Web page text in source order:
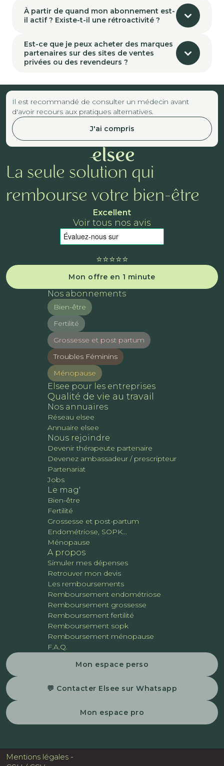
À partir de quand mon abonnement est-
il actif ? Existe-t-il une rétroactivité ?
Est-ce que je peux acheter des marques
partenaires sur des sites de ventes
privées ou des revendeurs ?
Il est recommandé de consulter un médecin avant
d'avoir recours aux pratiques alternatives.
J'ai compris
La seule solution qui
rembourse votre bien-être
Excellent
Voir tous nos avis
⭐️⭐️⭐️⭐️⭐️
Mon offre en 1 minute
Nos abonnements
Bien-être
Fertilité
Grossesse et post partum
Troubles Féminins
Ménopause
Elsee pour les entreprises
Qualité de vie au travail
Nos annuaires
Réseau elsee
Annuaire elsee
Nous rejoindre
Devenir thérapeute partenaire
Devenez ambassadeur / prescripteur
Partenariat
Jobs
Le mag'
Bien-être
Fertilité
Grossesse et post-partum
Endométriose, SOPK...
Ménopause
A propos
Simuler mes dépenses
Retrouver mon devis
Les remboursements
Remboursement endométriose
Remboursement grossesse
Remboursement fertilité
Remboursement sopk
Remboursement ménopause
F.A.Q.
Mon espace perso
💬 Contacter Elsee sur Whatsapp
Mon espace pro
Mentions légales -